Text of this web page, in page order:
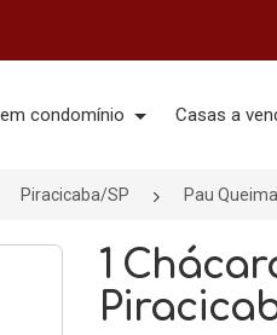
condomínio Casas a
Piracicaba/SP Pau
1